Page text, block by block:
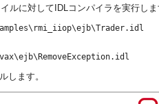
ルに対してIDLコンパイラを実行し
します。